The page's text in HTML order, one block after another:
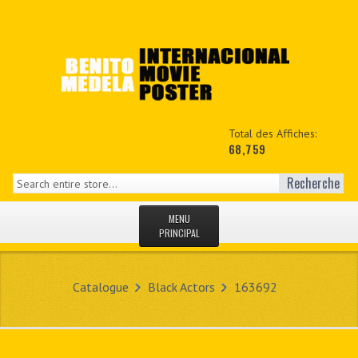
Total des Affiches:
68,759
Recherche
MENU
PRINCIPAL
MON COPTE
Catalogue Black Actors 163692